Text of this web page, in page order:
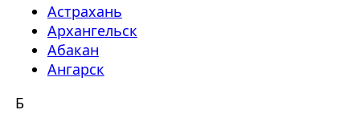
Астрахань
Архангельск
Абакан
Ангарск
Б